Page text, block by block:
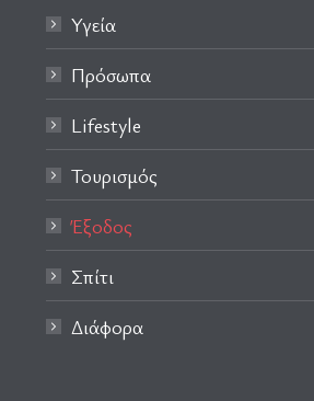
Υγεία
Πρόσωπα
Lifestyle
Τουρισμός
Έξοδος
Σπίτι
Διάφορα